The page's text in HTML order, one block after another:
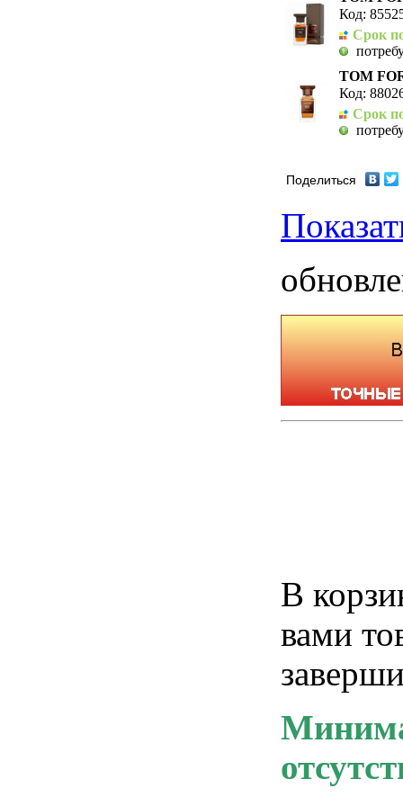
Код:
Срок
TOM
Код:
Срок
Поделиться
В
вами